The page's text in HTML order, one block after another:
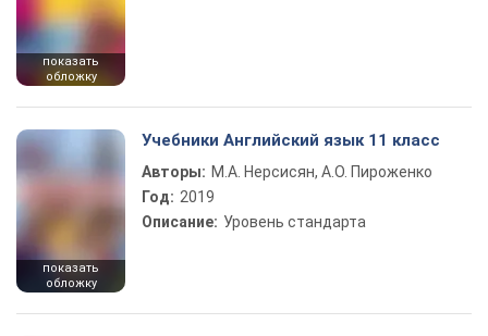
показать
обложку
показать
обложку
Учебники Английский язык 11 класс
Авторы: М.А. Нерсисян, А.О. Пироженко
Год: 2019
Описание: Уровень стандарта